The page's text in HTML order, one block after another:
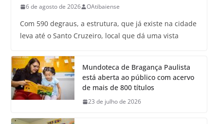
6 de agosto de 2026 OAtibaiense
Com 590 degraus, a estrutura, que já existe na cidade
leva até o Santo Cruzeiro, local que dá uma vista
Mundoteca de Bragança Paulista
está aberta ao público com acervo
de mais de 800 títulos
23 de julho de 2026